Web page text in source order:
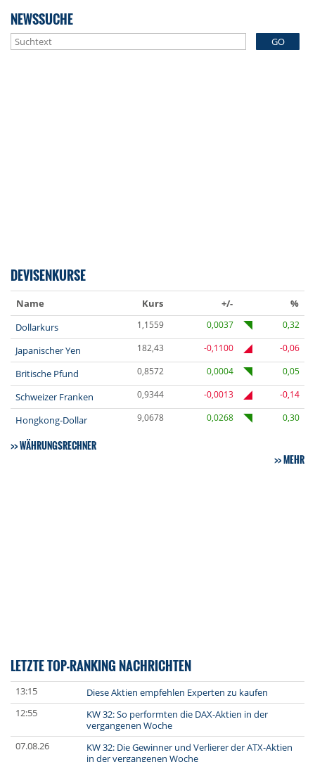
NEWSSUCHE
GO
DEVISENKURSE
Name Kurs +/-
%
Dollarkurs
1,1559 0,0037 0,32
Japanischer Yen 182,43 -0,1100 -0,06
Britische Pfund 0,8572 0,0004 0,05
Schweizer Franken 0,9344 -0,0013 -0,14
Hongkong-Dollar 9,0678 0,0268 0,30
WÄHRUNGSRECHNER
MEHR
LETZTE TOP-RANKING NACHRICHTEN
13:15
Diese Aktien empfehlen Experten zu kaufen
12:55
KW 32: So performten die DAX-Aktien in der
vergangenen Woche
07.08.26
KW 32: Die Gewinner und Verlierer der ATX-Aktien
in der vergangenen Woche